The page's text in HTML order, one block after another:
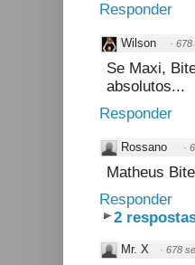
Responder
Wilson · 678
Se Maxi,
absolutos...
Responder
Rossano ·
Matheus
Responder
2
Mr. X · 678